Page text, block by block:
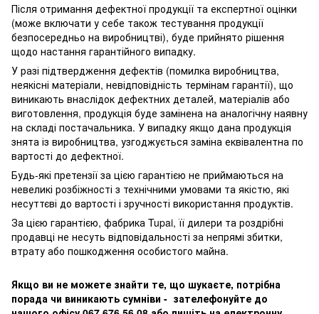
Після отримання дефектної продукції та експертної оцінки
(може включати у себе також тестування продукції
безпосередньо на виробництві), буде прийнято рішення
щодо настання гарантійного випадку.
У разі підтвердження дефектів (помилка виробництва,
неякісні матеріали, невідповідність термінам гарантії), що
виникають внаслідок дефектних деталей, матеріалів або
виготовлення, продукція буде замінена на аналогічну наявну
на складі постачальника. У випадку якщо дана продукція
знята із виробництва, узгоджується заміна еквівалентна по
вартості до дефектної.
Будь-які претензії за цією гарантією не приймаються на
невеликі розбіжності з технічними умовами та якістю, які
несуттєві до вартості і зручності використання продуктів.
За цією гарантією, фабрика Tupai, її дилери та роздрібні
продавці не несуть відповідальності за непрямі збитки,
втрату або пошкодження особистого майна.
Якщо ви не можете знайти те, що шукаєте, потрібна
порада чи виникають сумніви - зателефонуйте до